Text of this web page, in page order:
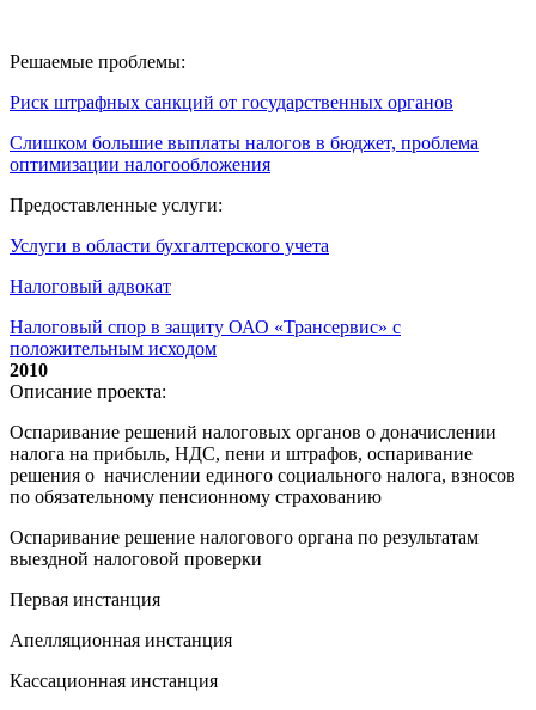
Решаемые проблемы:
Риск штрафных санкций от государственных органов
Слишком большие выплаты налогов в бюджет, проблема
оптимизации налогообложения
Предоставленные услуги:
Услуги в области бухгалтерского учета
Налоговый адвокат
Налоговый спор в защиту ОАО «Трансервис» с
положительным исходом
2010
Описание проекта:
Оспаривание решений налоговых органов о доначислении
налога на прибыль, НДС, пени и штрафов, оспаривание
решения о начислении единого социального налога, взносов
по обязательному пенсионному страхованию
Оспаривание решение налогового органа по результатам
выездной налоговой проверки
Первая инстанция
Апелляционная инстанция
Кассационная инстанция